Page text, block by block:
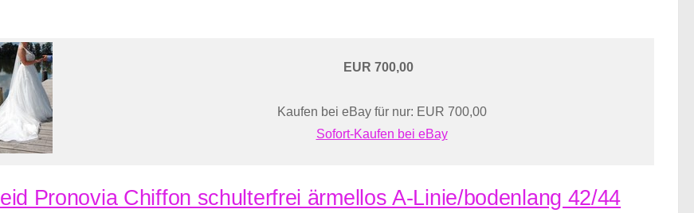
EUR 700,00
Kaufen bei eBay für nur: EUR 700,00
Sofort-Kaufen bei eBay
Pronovia Chiffon schulterfrei ärmellos A-Linie/bodenlang 42/44